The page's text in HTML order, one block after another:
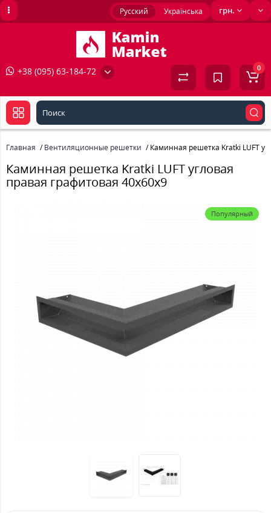
грн.
Русский Українська
+38 (095) 63-184-72 0
Главная Вентиляционные решетки Каминная решетка Kratki LUFT
Каминная решетка Kratki LUFT угловая
правая графитовая 40x60x9
Популярный